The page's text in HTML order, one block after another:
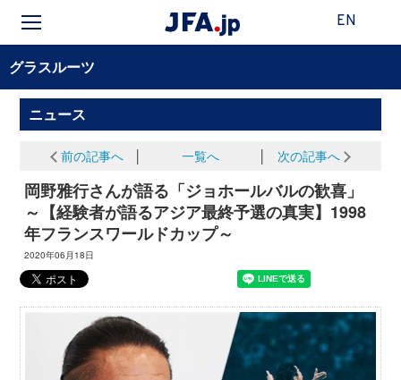
EN
グラスルーツ
ニュース
前の記事へ 一覧へ 次の記事へ
岡野雅行さんが語る「ジョホールバルの歓喜」
～【経験者が語るアジア最終予選の真実】1998
年フランスワールドカップ～
2020年06月18日